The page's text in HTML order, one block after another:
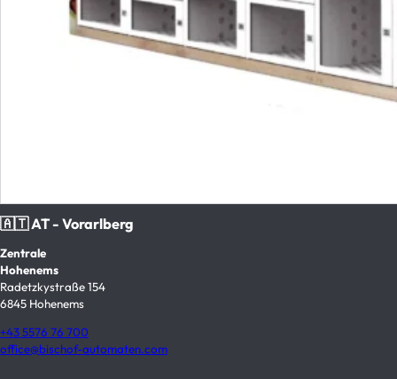
🇦🇹 AT - Vorarlberg
Zentrale
Hohenems
Radetzkystraße 154
6845 Hohenems
+43 5576 76 700
office@bischof-automaten.com